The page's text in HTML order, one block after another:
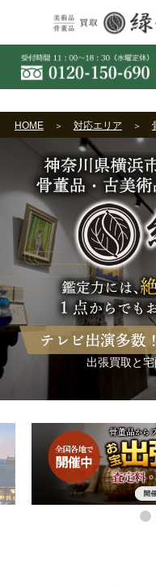
HOME 対応エリア
出張買取と